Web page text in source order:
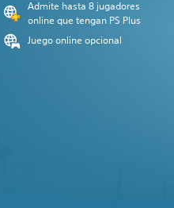
Admite hasta 8 jugadores
online que tengan PS Plus
Juego online opcional